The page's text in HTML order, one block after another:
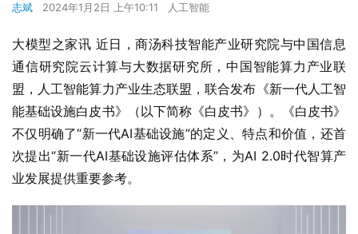
志斌 2024年1月2日 上午10:11 人工智能
大模型之家讯 近日，商汤科技智能产业研究院与中国信息
通信研究院云计算与大数据研究所，中国智能算力产业联
盟，人工智能算力产业生态联盟，联合发布《新一代人工智
能基础设施白皮书》（以下简称《白皮书》）。《白皮书》
不仅明确了“新一代AI基础设施”的定义、特点和价值，还首
次提出“新一代AI基础设施评估体系”，为AI 2.0时代智算产
业发展提供重要参考。